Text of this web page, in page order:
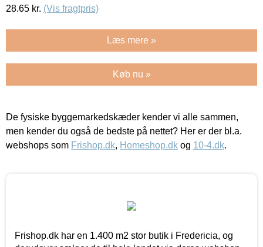
28.65 kr. (Vis fragtpris)
Læs mere »
Køb nu »
De fysiske byggemarkedskæder kender vi alle sammen,
men kender du også de bedste på nettet? Her er der bl.a.
webshops som Frishop.dk, Homeshop.dk og 10-4.dk.
Frishop.dk har en 1.400 m2 stor butik i Fredericia, og